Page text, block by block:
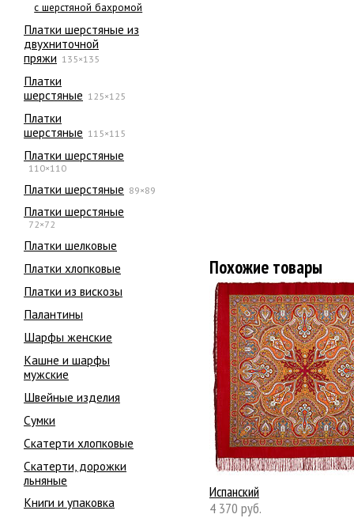
с шерстяной бахромой
Платки шерстяные из
двухниточной
пряжи 135×135
Платки
шерстяные 125×125
Платки
шерстяные 115×115
Платки шерстяные
110×110
Платки шерстяные 89×89
Платки шерстяные
72×72
Платки шелковые
Платки хлопковые
Платки из вискозы
Палантины
Шарфы женские
Кашне и шарфы
мужские
Швейные изделия
Сумки
Скатерти хлопковые
Скатерти, дорожки
льняные
Книги и упаковка
Похожие товары
Испанский
4 370 руб.